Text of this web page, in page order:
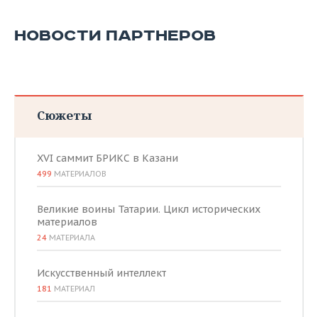
НОВОСТИ ПАРТНЕРОВ
Сюжеты
XVI саммит БРИКС в Казани
499 МАТЕРИАЛОВ
Великие воины Татарии. Цикл исторических
материалов
24 МАТЕРИАЛА
Искусственный интеллект
181 МАТЕРИАЛ